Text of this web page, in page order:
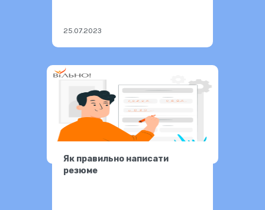
25.07.2023
Як правильно написати
резюме